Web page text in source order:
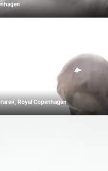
Royal Copenhagen